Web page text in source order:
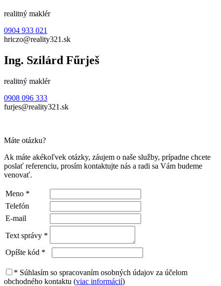
realitný maklér
0904 933 021
hriczo@reality321.sk
Ing. Szilárd Fűrješ
realitný maklér
0908 096 333
furjes@reality321.sk
Máte otázku?
Ak máte akékoľvek otázky, záujem o naše služby, prípadne chcete
poslať referenciu, prosím kontaktujte nás a radi sa Vám budeme
venovať.
Meno *
Telefón
E-mail
Text správy *
Opíšte kód *
* Súhlasím so spracovaním osobných údajov za účelom
obchodného kontaktu (viac informácií)